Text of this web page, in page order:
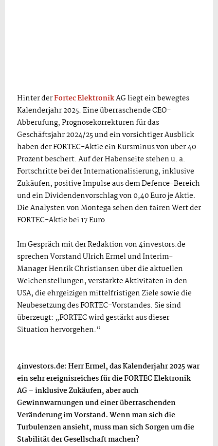
Hinter derFortec ElektronikAG liegt ein bewegtes
Kalenderjahr 2025. Eine überraschende CEO-
Abberufung, Prognosekorrekturen für das
Geschäftsjahr 2024/25 und ein vorsichtiger Ausblick
haben der FORTEC-Aktie ein Kursminus von über 40
Prozent beschert. Auf der Habenseite stehen u. a.
Fortschritte bei der Internationalisierung, inklusive
Zukäufen, positive Impulse aus dem Defence-Bereich
und ein Dividendenvorschlag von 0,40 Euro je Aktie.
Die Analysten von Montega sehen den fairen Wert der
FORTEC-Aktie bei 17 Euro.
Im Gespräch mit der Redaktion von 4investors.de
sprechen Vorstand Ulrich Ermel und Interim-
Manager Henrik Christiansen über die aktuellen
Weichenstellungen, verstärkte Aktivitäten in den
USA, die ehrgeizigen mittelfristigen Ziele sowie die
Neubesetzung des FORTEC-Vorstandes. Sie sind
überzeugt: „FORTEC wird gestärkt aus dieser
Situation hervorgehen.“
4investors.de: Herr Ermel, das Kalenderjahr 2025 war
ein sehr ereignisreiches für die FORTEC Elektronik
AG – inklusive Zukäufen, aber auch
Gewinnwarnungen und einer überraschenden
Veränderung im Vorstand. Wenn man sich die
Turbulenzen ansieht, muss man sich Sorgen um die
Stabilität der Gesellschaft machen?